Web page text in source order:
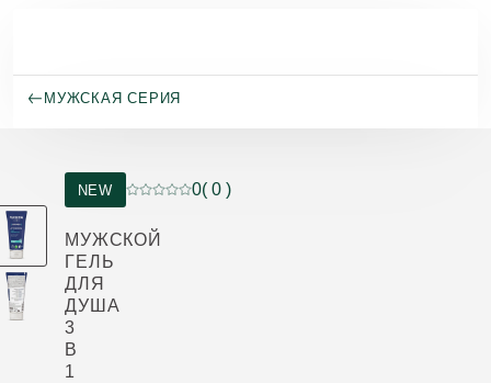
МУЖСКАЯ СЕРИЯ
NEW
Current rating: 0 out of 5 stars rated by 0
0( 0 )
МУЖСКОЙ
ГЕЛЬ
ДЛЯ
ДУША
3
В
1